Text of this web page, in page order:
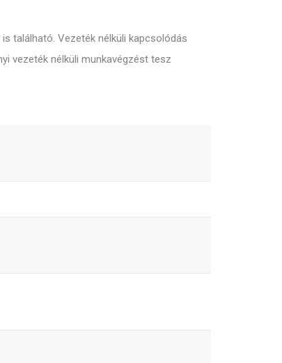
található. Vezeték nélküli kapcsolódás
vezeték nélküli munkavégzést tesz